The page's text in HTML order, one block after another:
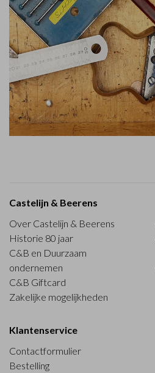
Castelijn & Beerens
Over Castelijn & Beerens
Historie 80 jaar
C&B en Duurzaam
ondernemen
C&B Giftcard
Zakelijke mogelijkheden
Klantenservice
Contactformulier
Bestelling